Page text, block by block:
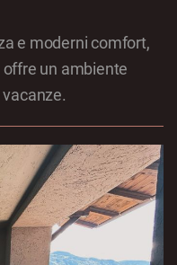
e moderni comfort,
un ambiente